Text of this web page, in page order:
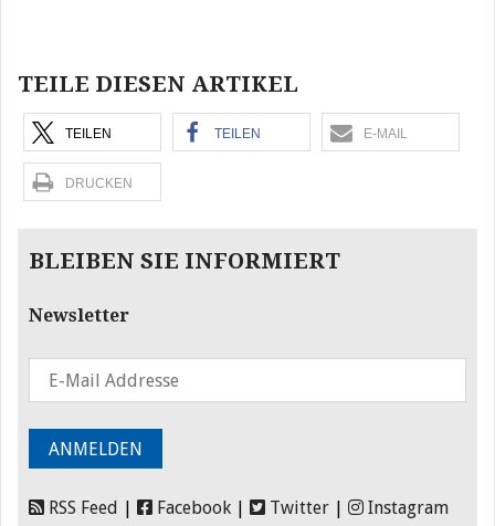
TEILE DIESEN ARTIKEL
TEILEN TEILEN E-MAIL
DRUCKEN
BLEIBEN SIE INFORMIERT
Newsletter
RSS Feed Facebook Twitter Instagram